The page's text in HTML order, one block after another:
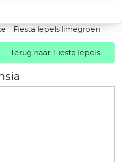
Fiesta lepels limegroen
Terug naar: Fiesta lepels